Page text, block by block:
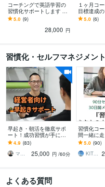
コーチングで英語学習の
習慣化サポートします 学
習習慣化・モチベーショ
ン維持・3日坊主卒業！英
5.0 (9)
28,000 円
１ヶ月コ
目標達成
します ワ
達成プレミ
ンで夢を
5.0 (6)
習慣化・セルフマネジメン
早起き・朝活を徹底サポ
ート！成功習慣が手に入
ります 早起きを軸に生活
習慣を整え、心身共に最
高の状態であり続けよう
4.9 (83)
マサト 生活習慣改善パーソナルトレーナー
25,000 円 /60分
習慣化コ
間一緒に
見セッショ
間のメッセ
5.0 (90)
KITRI（キトリ）
よくある質問